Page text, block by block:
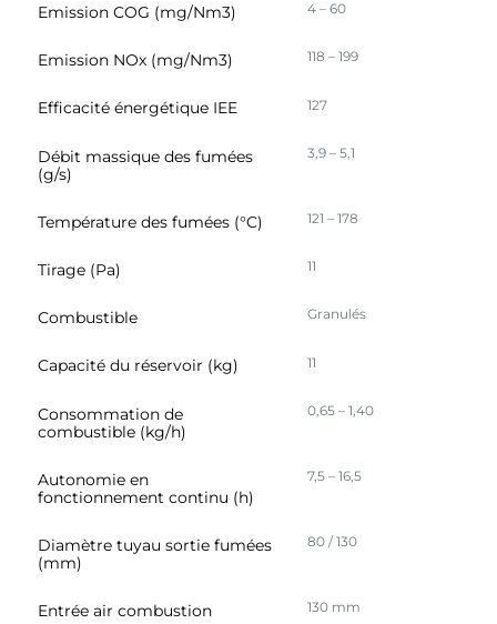
Emission COG (mg/Nm3) 4 – 60
Emission NOx (mg/Nm3) 118 – 199
Efficacité énergétique IEE 127
Débit massique des fumées
(g/s)
3,9 – 5,1
Température des fumées (°C) 121 – 178
Tirage (Pa) 11
Combustible Granulés
Capacité du réservoir (kg) 11
Consommation de
combustible (kg/h)
0,65 – 1,40
Autonomie en
fonctionnement continu (h)
7,5 – 16,5
Diamètre tuyau sortie fumées
(mm)
80 / 130
Entrée air combustion 130 mm